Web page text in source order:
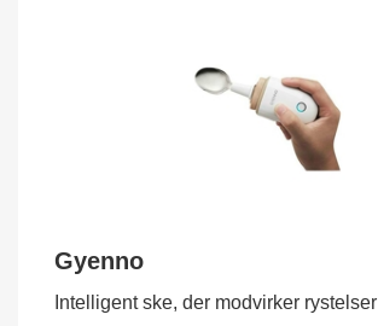
Gyenno
Intelligent ske, der modvirker rystelser